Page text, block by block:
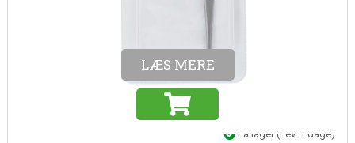
(Inkl. moms)
18,00 DKK (ekskl. moms)
LÆS MERE
På lager(Lev. 1 dage)